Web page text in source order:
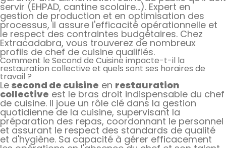
servir (EHPAD, cantine scolaire…). Expert en
gestion de production et en optimisation des
processus, il assure l'efficacité opérationnelle et
le respect des contraintes budgétaires. Chez
Extracadabra, vous trouverez de nombreux
profils de chef de cuisine qualifiés.
Comment le Second de Cuisine impacte-t-il la
restauration collective et quels sont ses horaires de
travail ?
Le second de cuisine en restauration
collective est le bras droit indispensable du chef
de cuisine. Il joue un rôle clé dans la gestion
quotidienne de la cuisine, supervisant la
préparation des repas, coordonnant le personnel
et assurant le respect des standards de qualité
et d'hygiène. Sa capacité à gérer efficacement